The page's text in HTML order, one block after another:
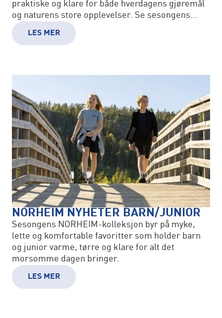
praktiske og klare for både hverdagens gjøremål
og naturens store opplevelser. Se sesongens
nyheter!
LES MER
NORHEIM NYHETER BARN/JUNIOR
Sesongens NORHEIM-kolleksjon byr på myke,
lette og komfortable favoritter som holder barn
og junior varme, tørre og klare for alt det
morsomme dagen bringer.
LES MER